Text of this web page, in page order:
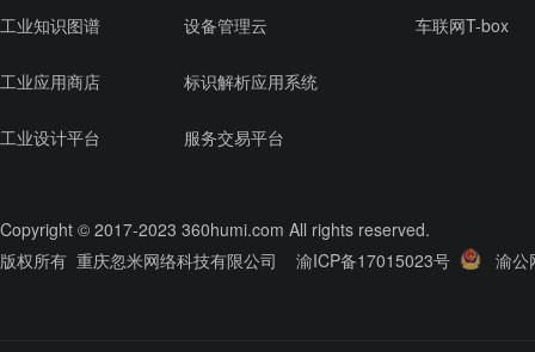
工业知识图谱 设备管理云
工业应用商店 标识解析应用系统
工业设计平台 服务交易平台
车联网T-box
Copyright © 2017-2023 360humi.com All rights reserved.
版权所有 重庆忽米网络科技有限公司 渝ICP备17015023号
渝公